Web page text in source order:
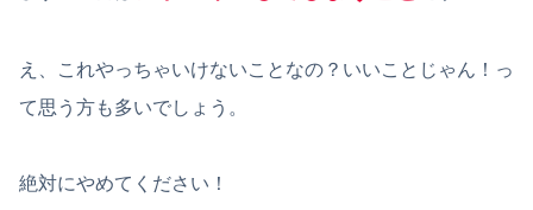
え、これやっちゃいけないことなの？いいことじゃん！っ
て思う方も多いでしょう。
絶対にやめてください！